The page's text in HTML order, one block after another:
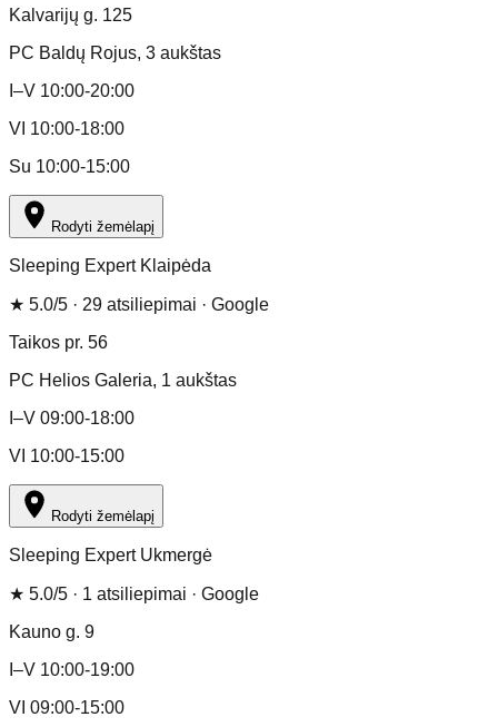
Kalvarijų g. 125
PC Baldų Rojus, 3 aukštas
I–V 10:00-20:00
VI 10:00-18:00
Su 10:00-15:00
Rodyti žemėlapį
Sleeping Expert Klaipėda
★ 5.0/5 · 29 atsiliepimai · Google
Taikos pr. 56
PC Helios Galeria, 1 aukštas
I–V 09:00-18:00
VI 10:00-15:00
Rodyti žemėlapį
Sleeping Expert Ukmergė
★ 5.0/5 · 1 atsiliepimai · Google
Kauno g. 9
I–V 10:00-19:00
VI 09:00-15:00